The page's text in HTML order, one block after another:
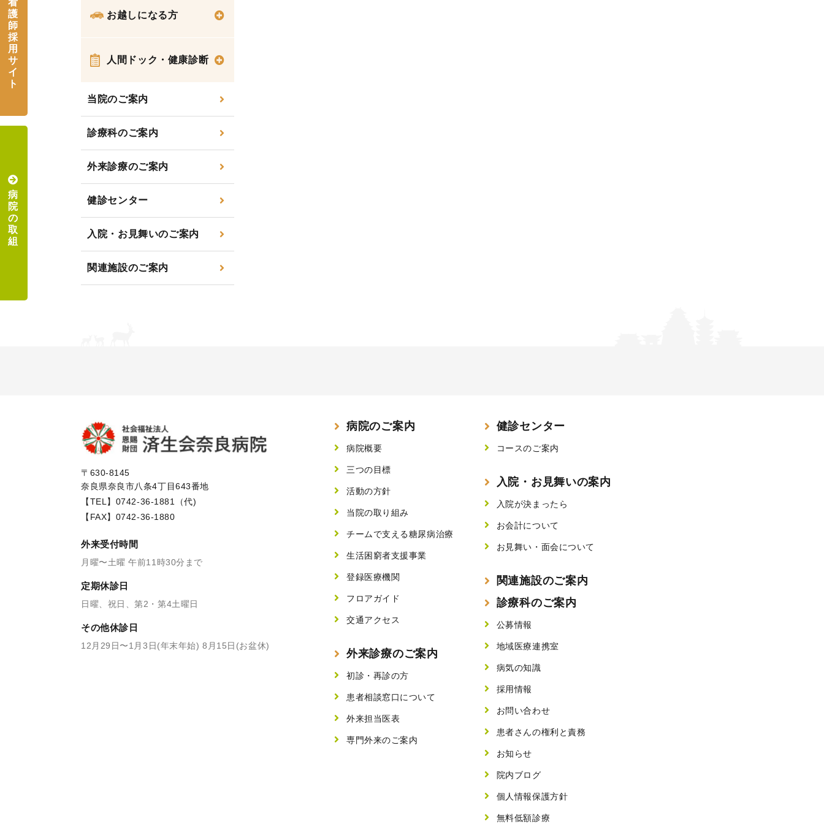
お越しになる方
人間ドック・健康診断
当院のご案内
診療科のご案内
外来診療のご案内
健診センター
入院・お見舞いのご案内
関連施設のご案内
看
護
師
採
用
サ
イ
ト
病
院
の
取
組
〒630-8145
奈良県奈良市八条4丁目643番地
【TEL】 0742-36-1881（代)
【FAX】0742-36-1880
外来受付時間
月曜〜土曜 午前11時30分まで
定期休診日
日曜、祝日、第2・第4土曜日
その他休診日
12月29日〜1月3日(年末年始) 8月15日(お盆休)
病院のご案内
病院概要
三つの目標
活動の方針
当院の取り組み
チームで支える糖尿病治療
生活困窮者支援事業
登録医療機関
フロアガイド
交通アクセス
外来診療のご案内
初診・再診の方
患者相談窓口について
外来担当医表
専門外来のご案内
健診センター
コースのご案内
入院・お見舞いの案内
入院が決まったら
お会計について
お見舞い・面会について
関連施設のご案内
診療科のご案内
公募情報
地域医療連携室
病気の知識
採用情報
お問い合わせ
患者さんの権利と責務
お知らせ
院内ブログ
個人情報保護方針
無料低額診療